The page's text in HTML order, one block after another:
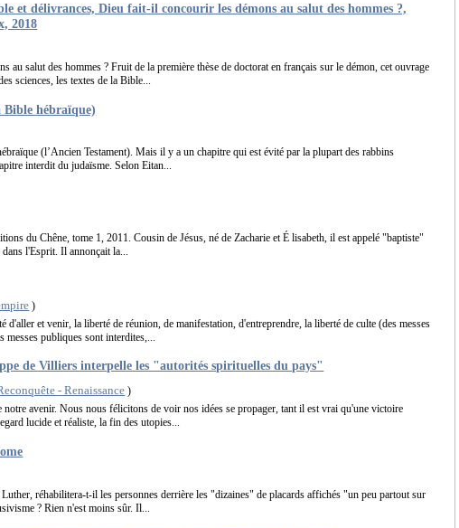
et délivrances, Dieu fait-il concourir les démons au salut des hommes ?,
2018
au salut des hommes ? Fruit de la première thèse de doctorat en français sur le démon, cet ouvrage
sciences, les textes de la Bible...
hébraïque)
(l’Ancien Testament). Mais il y a un chapitre qui est évité par la plupart des rabbins
interdit du judaïsme. Selon Eitan...
du Chêne, tome 1, 2011. Cousin de Jésus, né de Zacharie et É lisabeth, il est appelé "baptiste"
l'Esprit. Il annonçait la...
)
d'aller et venir, la liberté de réunion, de manifestation, d'entreprendre, la liberté de culte (des messes
publiques sont interdites,...
de Villiers interpelle les "autorités spirituelles du pays"
- Renaissance )
notre avenir. Nous nous félicitons de voir nos idées se propager, tant il est vrai qu'une victoire
lucide et réaliste, la fin des utopies...
réhabilitera-t-il les personnes derrière les "dizaines" de placards affichés "un peu partout sur
? Rien n'est moins sûr. Il...